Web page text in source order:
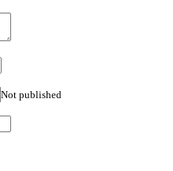
Not published